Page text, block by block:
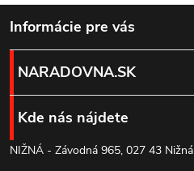
Z
á
p
ä
Informácie pre vás
NARADOVNA.SK
Kde nás nájdete
NIŽNÁ - Závodná 965, 027 43 Nižná